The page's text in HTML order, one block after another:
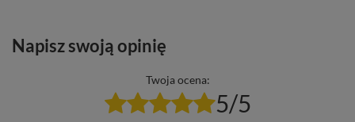
Napisz swoją opinię
Twoja ocena:
5/5